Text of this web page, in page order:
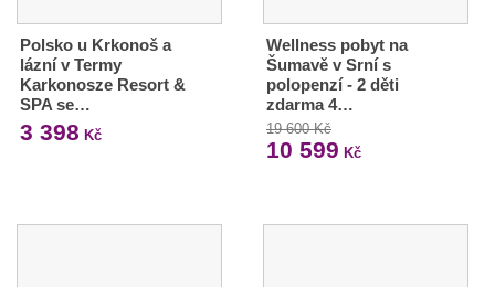
Polsko u Krkonoš a
lázní v Termy
Karkonosze Resort &
SPA se…
3 398 Kč
Wellness pobyt na
Šumavě v Srní s
polopenzí - 2 děti
zdarma 4…
19 600 Kč
10 599 Kč